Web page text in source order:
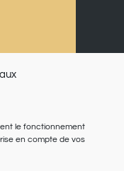
le fonctionnement
en compte de vos